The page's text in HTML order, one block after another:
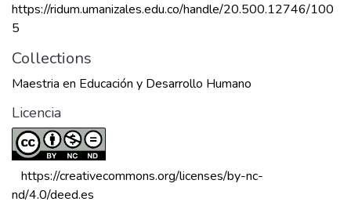
https://ridum.umanizales.edu.co/handle/20.500.12746/100
5
Collections
Maestria en Educación y Desarrollo Humano
Licencia
https://creativecommons.org/licenses/by-nc-
nd/4.0/deed.es